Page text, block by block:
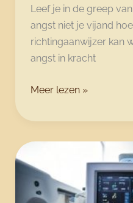
Leef je in de greep
angst niet je vijand
richtingaanwijzer kan
angst in kracht
Van
naar
kracht:
je
weer
Meer lezen »